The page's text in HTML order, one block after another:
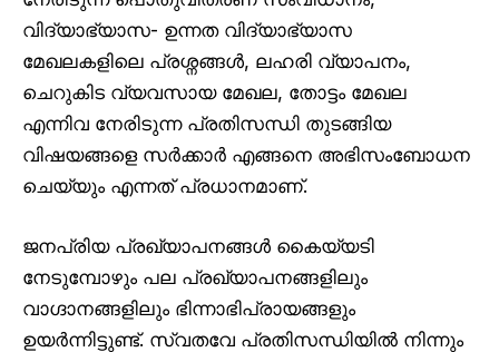
വിദ്യാഭ്യാസ- ഉന്നത വിദ്യാഭ്യാസ
മേഖലകളിലെ പ്രശ്നങ്ങൾ, ലഹരി വ്യാപനം,
ചെറുകിട വ്യവസായ മേഖല, തോട്ടം മേഖല
എന്നിവ നേരിടുന്ന പ്രതിസന്ധി തുടങ്ങിയ
വിഷയങ്ങളെ സർക്കാർ എങ്ങനെ അഭിസംബോധന
ചെയ്യും എന്നത് പ്രധാനമാണ്.
ജനപ്രിയ പ്രഖ്യാപനങ്ങൾ കൈയ്യടി
നേടുമ്പോഴും പല പ്രഖ്യാപനങ്ങളിലും
വാഗ്ദാനങ്ങളിലും ഭിന്നാഭിപ്രായങ്ങളും
ഉയർന്നിട്ടുണ്ട്. സ്വതവേ പ്രതിസന്ധിയിൽ നിന്നും